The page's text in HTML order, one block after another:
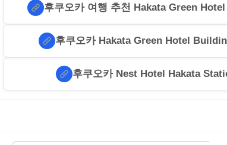
후쿠오카 여행 추천 Hakata Green
후쿠오카 Hakata Green Hotel
후쿠오카 Nest Hotel Hakata